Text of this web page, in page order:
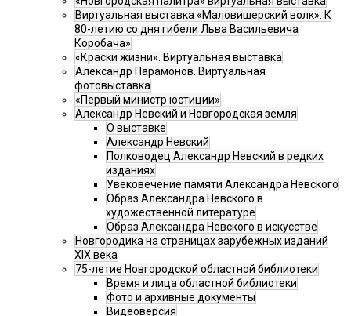
Виртуальная выставка «Маловишерский волк». К
80-летию со дня гибели Льва Васильевича
Коробача»
«Краски жизни». Виртуальная выставка
Александр Парамонов. Виртуальная
фотовыставка
«Первый министр юстиции»
Александр Невский и Новгородская земля
О выставке
Александр Невский
Полководец Александр Невский в редких
изданиях
Увековечение памяти Александра Невского
Образ Александра Невского в
художественной литературе
Образ Александра Невского в искусстве
Новгородика на страницах зарубежных изданий
XIX века
75-летие Новгородской областной библиотеки
Время и лица областной библиотеки
Фото и архивные документы
Видеоверсия